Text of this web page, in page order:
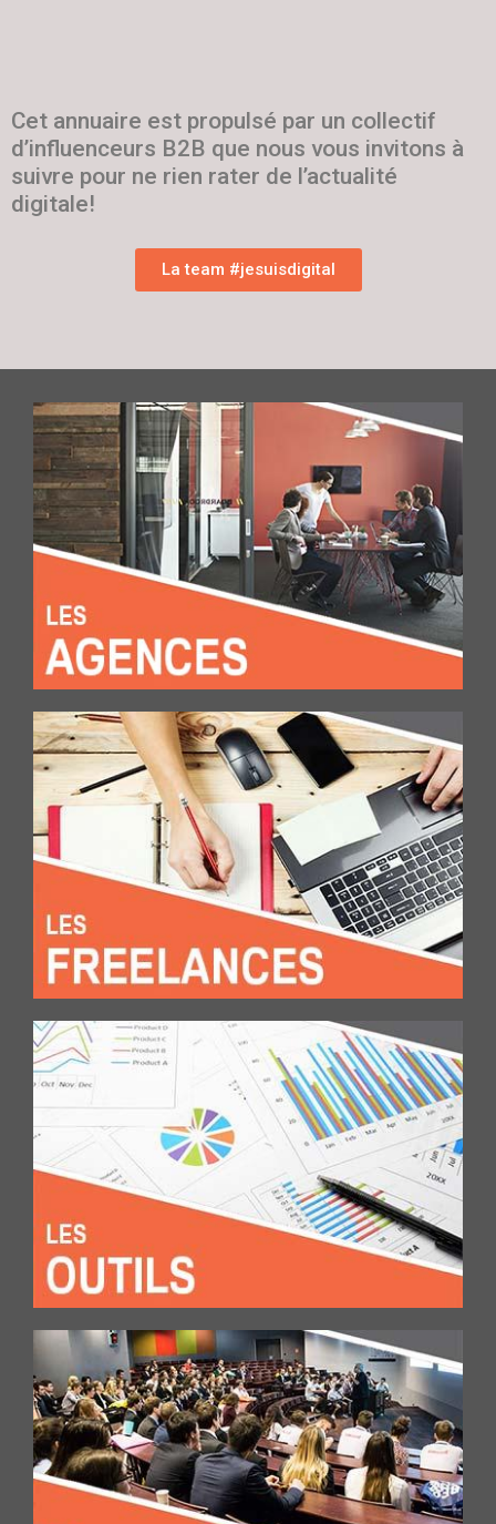
Cet annuaire est propulsé par un collectif
d’influenceurs B2B que nous vous invitons à
suivre pour ne rien rater de l’actualité
digitale!
La team #jesuisdigital